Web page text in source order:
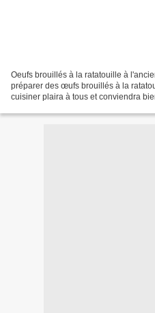
Oeufs brouillés à la ratatouille à
préparer des œufs brouillés à la
cuisiner plaira à tous et conviendra